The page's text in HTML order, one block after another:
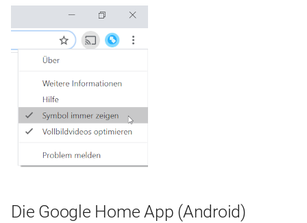
Die Google Home App (Android)